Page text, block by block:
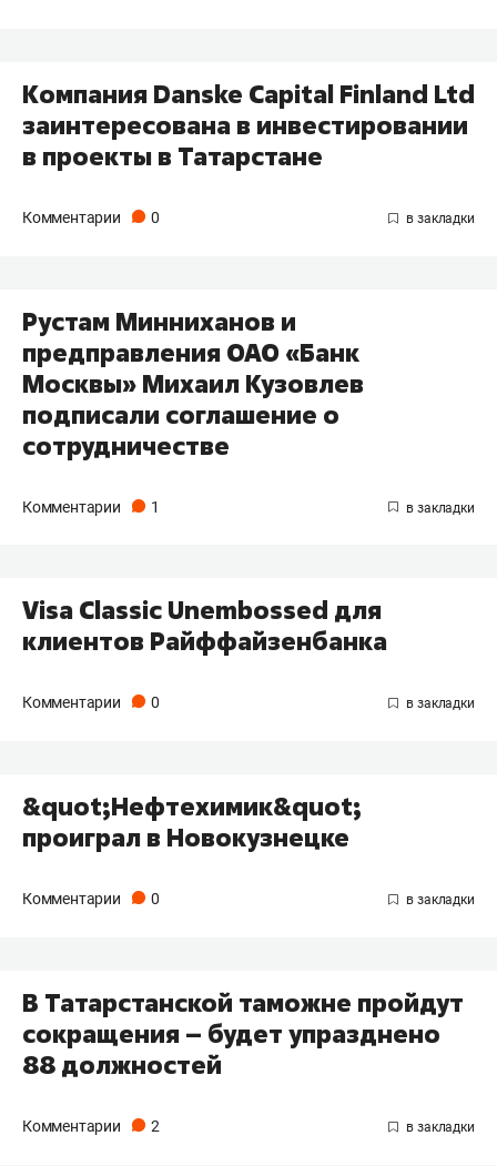
Компания Danske Capital Finland Ltd
заинтересована в инвестировании
в проекты в Татарстане
Комментарии 0
Рустам Минниханов и
предправления ОАО «Банк
Москвы» Михаил Кузовлев
подписали соглашение о
сотрудничестве
Комментарии 1
Visa Classic Unembossed для
клиентов Райффайзенбанка
Комментарии 0
&quot;Нефтехимик&quot;
проиграл в Новокузнецке
Комментарии 0
В Татарстанской таможне пройдут
сокращения – будет упразднено
88 должностей
Комментарии 2